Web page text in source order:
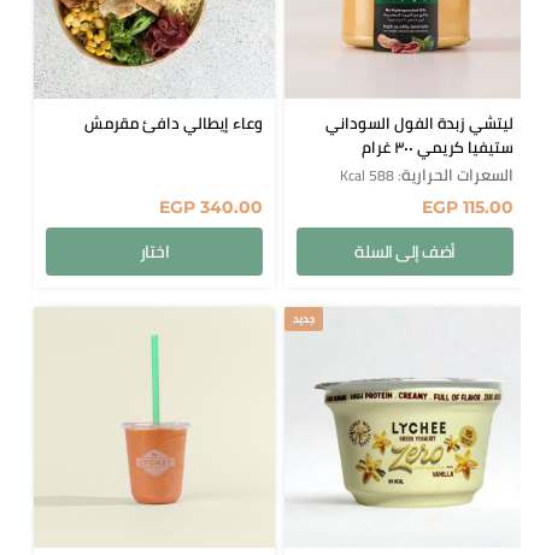
ليتشي زبدة الفول السوداني
ستيفيا كريمي ٣٠٠ غرام
EGP 115.00
أضف إلى السلة
السعرات الحرارية: 588 Kcal
وعاء إيطالي دافئ مقرمش
EGP 340.00
اختار
جديد